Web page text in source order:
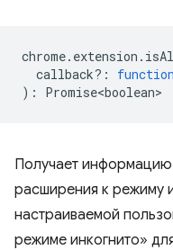
chrome. extension .
callback? : function
) : Promise<boolean>
Получает
расширения к режиму
настраиваемой
режиме инкогнито»